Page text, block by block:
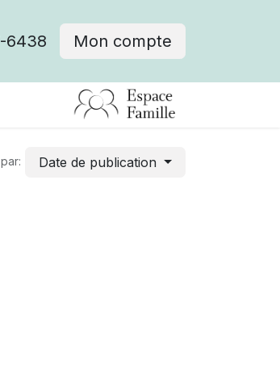
6438 Mon compte
Date de publication